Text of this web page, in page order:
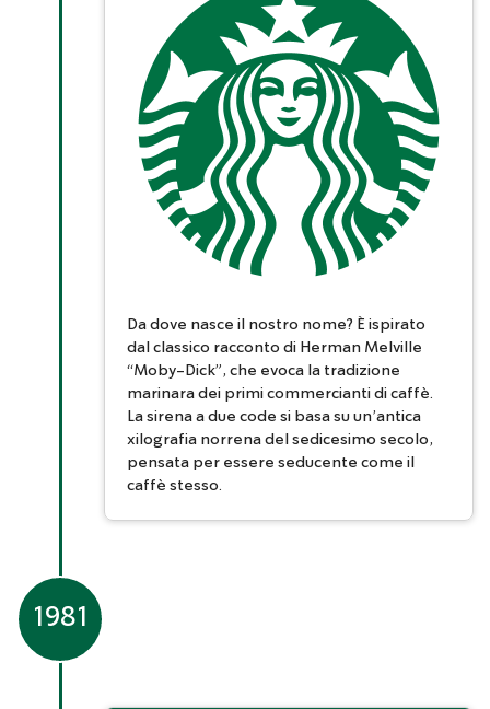
Da dove nasce il nostro nome? È ispirato
dal classico racconto di Herman Melville
“Moby-Dick”, che evoca la tradizione
marinara dei primi commercianti di caffè.
La sirena a due code si basa su un’antica
xilografia norrena del sedicesimo secolo,
pensata per essere seducente come il
caffè stesso.
1981